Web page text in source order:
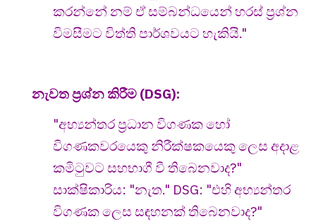
කරන්නේ නම් ඒ සම්බන්ධයෙන් හරස් ප්‍රශ්න
විමසීමට විත්ති පාර්ශවයට හැකියි."
නැවත ප්‍රශ්න කිරීම (DSG):
"අභ්‍යන්තර ප්‍රධාන විගණක හෝ
විගණකවරයෙකු නිරීක්ෂකයෙකු ලෙස අදාළ
කමිටුවට සහභාගී වී තිබෙනවාද?"
සාක්ෂිකාරිය: "නැත." DSG: "එහි අභ්‍යන්තර
විගණක ලෙස සඳහනක් තිබෙනවාද?"